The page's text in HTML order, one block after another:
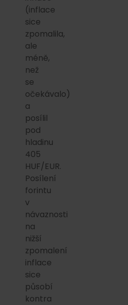
(inflace
sice
zpomalila,
ale
méně,
než
se
očekávalo)
a
posílil
pod
hladinu
405
HUF/EUR.
Posílení
forintu
v
návaznosti
na
nižší
zpomalení
inflace
sice
působí
kontra